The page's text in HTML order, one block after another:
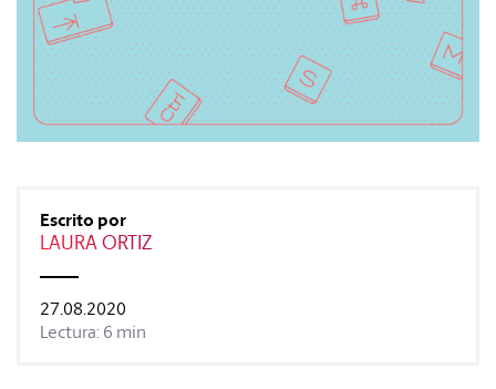
Escrito por
LAURA ORTIZ
27.08.2020
Lectura: 6 min
#Rincones